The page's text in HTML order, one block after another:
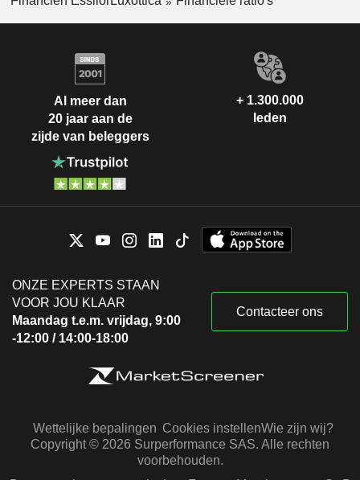
Al meer dan
20 jaar aan de
zijde van beleggers
+ 1.300.000
leden
ONZE EXPERTS STAAN
VOOR JOU KLAAR
Maandag t.e.m. vrijdag, 9:00
-12:00 / 14:00-18:00
Contacteer ons
Wettelijke bepalingen Cookies instellenWie zijn wij?
Copyright © 2026 Surperformance SAS. Alle rechten
voorbehouden.